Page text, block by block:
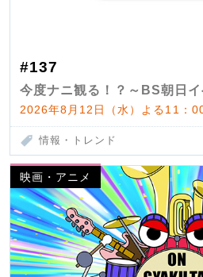
#137
今度ナニ観る！？～BS朝日
2026年8月12日（水）よる11：
情報・トレンド
映画・アニメ